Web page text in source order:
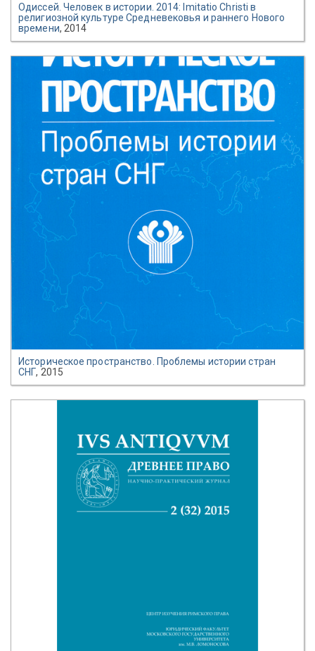
Одиссей. Человек в истории. 2014: Imitatio Christi в
религиозной культуре Средневековья и раннего Нового
времени, 2014
Историческое пространство. Проблемы истории стран
СНГ, 2015